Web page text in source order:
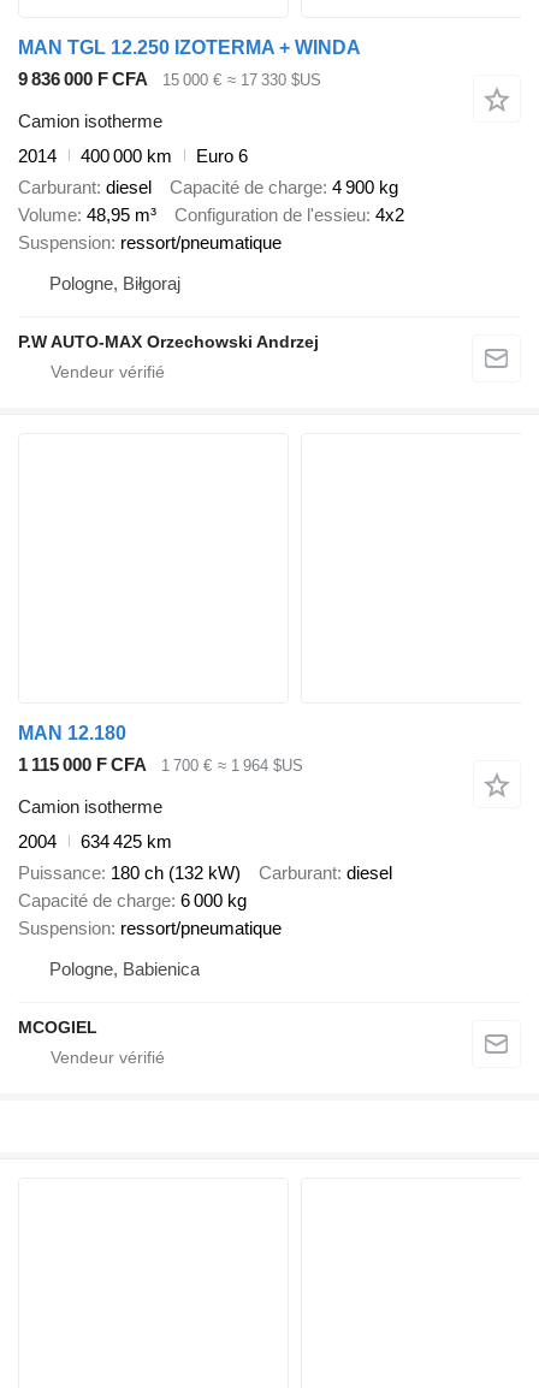
MAN TGL 12.250 IZOTERMA + WINDA
9 836 000 F CFA
15 000 € ≈ 17 330 $US
Camion isotherme
2014
400 000 km
Euro 6
Carburant diesel Capacité de charge 4 900 kg
Volume 48,95 m³ Configuration de l'essieu 4x2
Suspension ressort/pneumatique
Pologne, Biłgoraj
P.W AUTO-MAX Orzechowski Andrzej
MAN 12.180
1 115 000 F CFA
1 700 € ≈ 1 964 $US
Camion isotherme
2004
634 425 km
Puissance 180 ch (132 kW) Carburant diesel
Capacité de charge 6 000 kg
Suspension ressort/pneumatique
Pologne, Babienica
MCOGIEL